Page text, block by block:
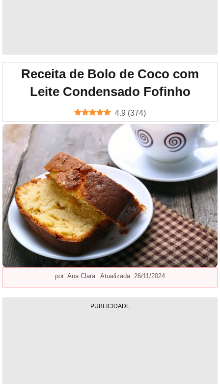
Receita de Bolo de Coco com
Leite Condensado Fofinho
4.9 (374)
por: Ana Clara Atualizada: 26/11/2024
PUBLICIDADE